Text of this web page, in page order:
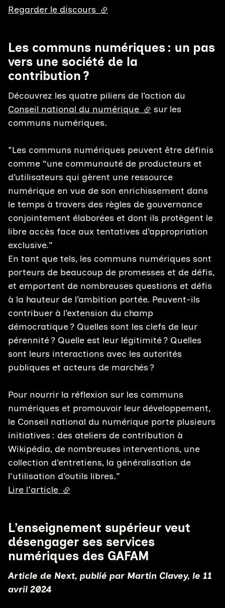
Regarder le discours (lien externe)
Les communs numériques : un pas
vers une société de la
contribution ?
Découvrez les quatre piliers de l’action du
Conseil national du numérique (lien externe)
sur les
communs numériques.
"Les communs numériques peuvent être définis
comme “une communauté de producteurs et
d’utilisateurs qui gèrent une ressource
numérique en vue de son enrichissement dans
le temps à travers des règles de gouvernance
conjointement élaborées et dont ils protègent le
libre accès face aux tentatives d’appropriation
exclusive.”
En tant que tels, les communs numériques sont
porteurs de beaucoup de promesses et de défis,
et emportent de nombreuses questions et défis
à la hauteur de l’ambition portée. Peuvent-ils
contribuer à l’extension du champ
démocratique ? Quelles sont les clefs de leur
pérennité ? Quelle est leur légitimité ? Quelles
sont leurs interactions avec les autorités
publiques et acteurs de marchés ?
Pour nourrir la réflexion sur les communs
numériques et promouvoir leur développement,
le Conseil national du numérique porte plusieurs
initiatives : des ateliers de contribution à
Wikipédia, de nombreuses interventions, une
collection d’entretiens, la généralisation de
l'utilisation d’outils libres."
Lire l'article (lien externe)
L’enseignement supérieur veut
désengager ses services
numériques des GAFAM
Article de Next, publié par Martin Clavey, le 11
avril 2024